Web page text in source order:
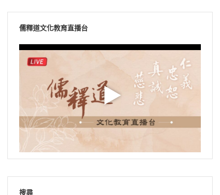
儒釋道文化教育直播台
搜尋